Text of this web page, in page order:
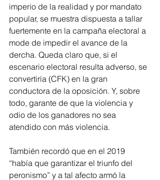
imperio de la realidad y por mandato
popular, se muestra dispuesta a tallar
fuertemente en la campaña electoral a
mode de impedir el avance de la
dercha. Queda claro que, si el
escenario electoral resulta adverso, se
convertiría (CFK) en la gran
conductora de la oposición. Y, sobre
todo, garante de que la violencia y
odio de los ganadores no sea
atendido con más violencia.
También recordó que en el 2019
“había que garantizar el triunfo del
peronismo” y a tal afecto armó la